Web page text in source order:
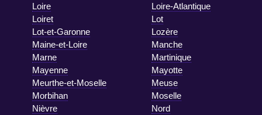
Loire
Loire-Atlantique
Loiret
Lot
Lot-et-Garonne
Lozère
Maine-et-Loire
Manche
Marne
Martinique
Mayenne
Mayotte
Meurthe-et-Moselle
Meuse
Morbihan
Moselle
Nièvre
Nord